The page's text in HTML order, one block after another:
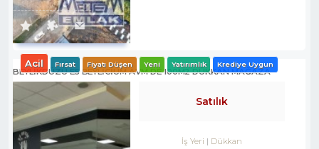
BEYLİKDÜZÜ E5 BEYLİCİUM AVM DE 100M2 DÜKKAN MAĞAZA
Acil Fırsat Fiyatı Düşen Yeni Yatırımlık Krediye Uygun
Satılık
İş Yeri Dükkan